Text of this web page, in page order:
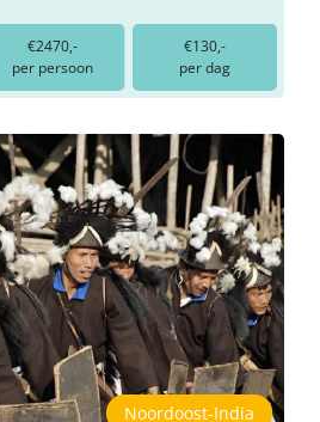
€2470,-
per persoon
€130,-
per dag
Noordoost-India